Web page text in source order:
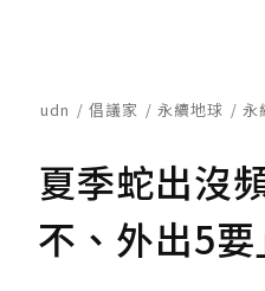
udn 倡議家 永續地球 永
夏季蛇出沒
不、外出5要